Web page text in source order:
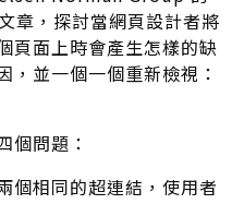
章，探討當網頁設計者將
頁面上時會產生怎樣的缺
，並一個一個重新檢視：
個問題：
個相同的超連結，使用者